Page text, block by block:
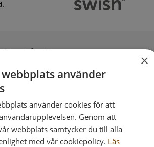
omfrågad
med stripe
sedan 1947
×
webbplats använder
använder cookies för att
Genom att
webbplats samtycker du till alla
med vår cookiepolicy. Läs